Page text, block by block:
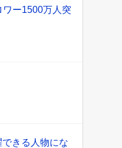
ワー1500万人突
きる人物にな